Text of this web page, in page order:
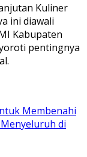
Kuliner
ini diawali
Kabupaten
pentingnya